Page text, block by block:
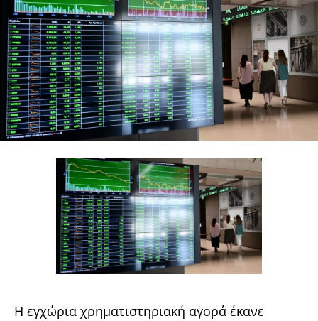
Η εγχώρια χρηματιστηριακή αγορά έκανε